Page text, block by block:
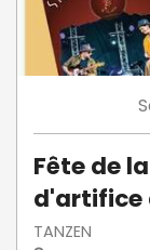
Fête de
d'artifice
TANZEN